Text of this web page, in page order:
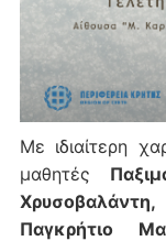
Με ιδιαίτερη
μαθητές
Χρυσοβαλάντη,
Παγκρήτιο